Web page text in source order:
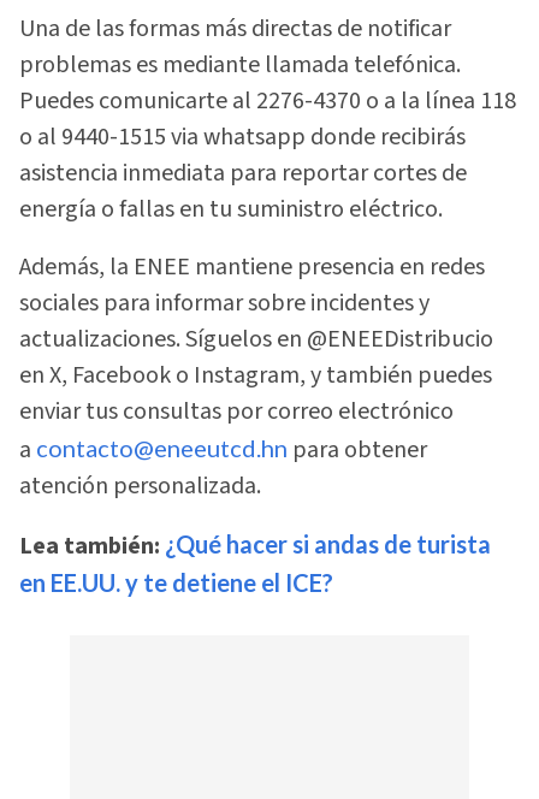
Una de las formas más directas de notificar
problemas es mediante llamada telefónica.
Puedes comunicarte al 2276-4370 o a la línea 118
o al 9440-1515 via whatsapp donde recibirás
asistencia inmediata para reportar cortes de
energía o fallas en tu suministro eléctrico.
Además, la ENEE mantiene presencia en redes
sociales para informar sobre incidentes y
actualizaciones. Síguelos en @ENEEDistribucio
en X, Facebook o Instagram, y también puedes
enviar tus consultas por correo electrónico
a contacto@eneeutcd.hn para obtener
atención personalizada.
Lea también: ¿Qué hacer si andas de turista
en EE.UU. y te detiene el ICE?